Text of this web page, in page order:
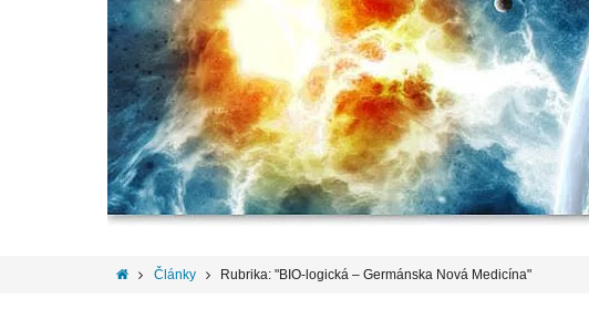
Články Rubrika: "BIO-logická – Germánska Nová Medicína"